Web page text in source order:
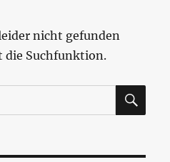
nicht gefunden
die Suchfunktion.